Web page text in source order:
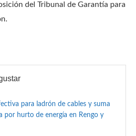
del Tribunal de Garantía para
para ladrón de cables y suma
por hurto de energía en Rengo y